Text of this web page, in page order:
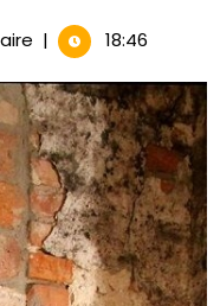
| 18:46